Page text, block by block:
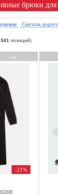
брюки для
Сначала
341 позиций)
→
-21%